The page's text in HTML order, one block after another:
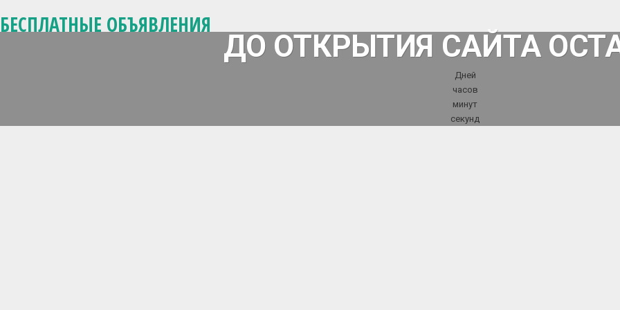
БЕСПЛАТНЫЕ ОБЪЯВЛЕНИЯ
ДО ОТКРЫТИЯ САЙТА
Дней
часов
минут
секунд